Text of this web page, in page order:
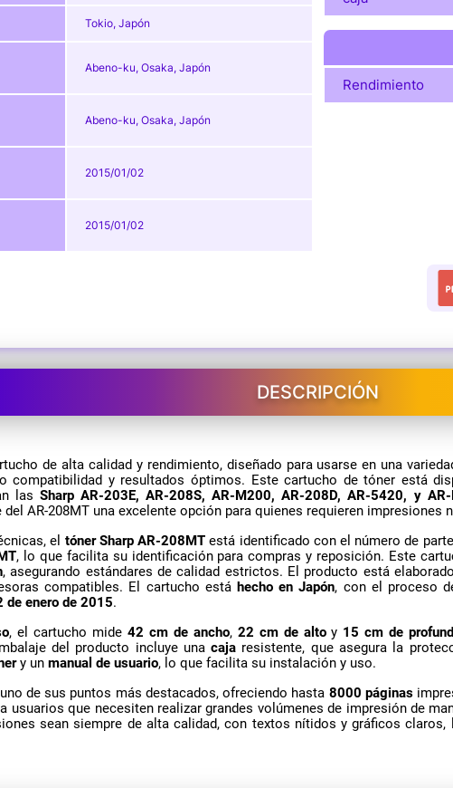
Tokio, Japón
Abeno-ku, Osaka, Japón
Abeno-ku, Osaka, Japón
2015/01/02
2015/01/02
Rendimiento
DESCRIPCIÓN
de alta calidad y rendimiento, diseñado para usarse en una
compatibilidad y resultados óptimos. Este cartucho de tóner está
lasSharp AR-203E, AR-208S, AR-M200, AR-208D, AR-5420, y AR-
AR-208MT una excelente opción para quienes requieren impresiones
el tóner Sharp AR-208MT está identificado con el número de parte
, lo que facilita su identificación para compras y reposición. Este
, asegurando estándares de calidad estrictos. El producto está
compatibles. El cartucho estáhecho en Japón, con el proceso
de enero de 2015.
, el cartucho mide 42 cm de ancho, 22 cm de altoy 15 cm de
del producto incluye unacaja resistente, que asegura la
y unmanual de usuario, lo que facilita su instalación y uso.
de sus puntos más destacados, ofreciendo hasta 8000 páginas
usuarios que necesiten realizar grandes volúmenes de impresión de
sean siempre de alta calidad, con textos nítidos y gráficos